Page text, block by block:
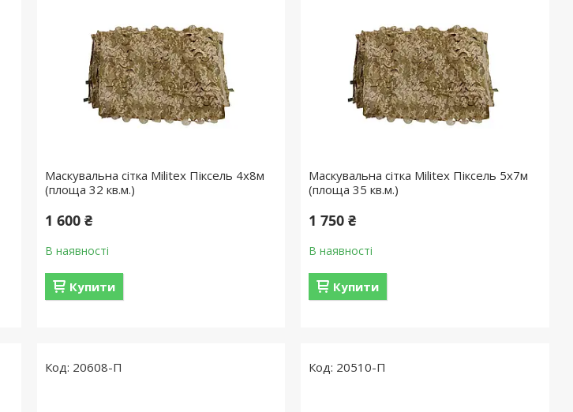
Маскувальна сітка Militex Піксель 4х8м
(площа 32 кв.м.)
1 600 ₴
В наявності
Купити
Маскувальна сітка Militex Піксель 5х7м
(площа 35 кв.м.)
1 750 ₴
В наявності
Купити
20608-П 20510-П